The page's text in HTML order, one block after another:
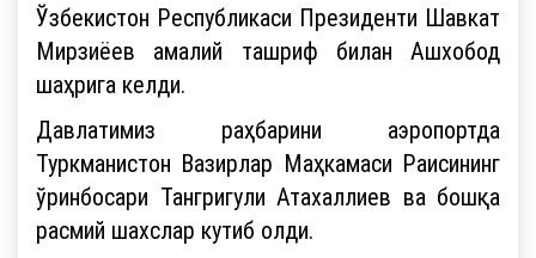
Ўзбекистон Республикаси Президенти Шавкат
Мирзиёев амалий ташриф билан Ашхобод
шаҳрига келди.
Давлатимиз раҳбарини аэропортда
Туркманистон Вазирлар Маҳкамаси Раисининг
ўринбосари Тангригули Атахаллиев ва бошқа
расмий шахслар кутиб олди.